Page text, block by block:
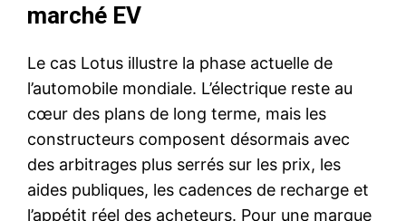
marché EV
Le cas Lotus illustre la phase actuelle de
l’automobile mondiale. L’électrique reste au
cœur des plans de long terme, mais les
constructeurs composent désormais avec
des arbitrages plus serrés sur les prix, les
aides publiques, les cadences de recharge et
l’appétit réel des acheteurs. Pour une marque